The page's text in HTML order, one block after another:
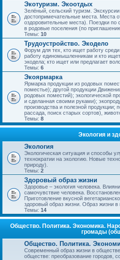
Экотуризм. Экоотдых
Зелёный, сельский туризм.
достопримечательные места. Места
оздоровительные места). Поездки
в родовые поселения (по
Темы: 10
Трудоустройство. Экодело
Форум для тех, кто ищет работу
работу единомышленникам и кто
экодела; кто ищет или предлагает
Темы: 6
Экоярмарка
Ярмарка продукции из родовых
поместье); другой продукции
родовых поместий); экологической
и сделанная своими руками);
производства и полезной продукции;
рассада, поиск старых сортов),
Темы: 8
Экология и
Экология
Экологическая ситуация и способы
технократии на экологию. Новые
природу).
Темы: 2
Здоровый образ жизни
Здоровье – экология человека.
самочувствие человека.
Приготовление вкусной
здоровый образ жизни. Образ жизни в
Темы: 14
Общество. Политика. Экономика.
громады
Общество. Политика.
Современный образ жизни в
обществе: преобразование городов,